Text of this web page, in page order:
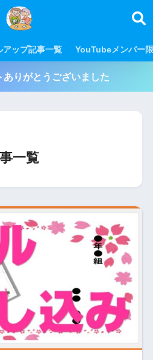
アップ記事一覧 YouTubeメンバー
ありがとうございました
一覧